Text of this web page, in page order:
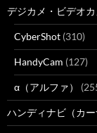
デジカメ・ビデオカ
CyberShot (310)
HandyCam (127)
α（アルファ）
ハンディナビ（カー